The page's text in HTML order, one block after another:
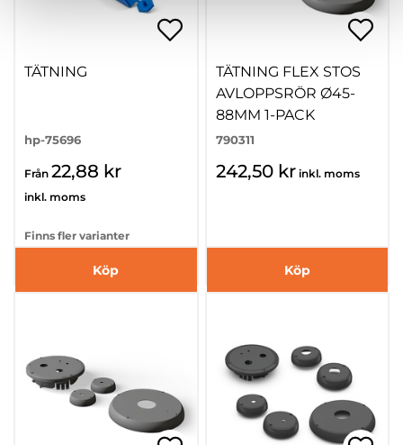
TÄTNING
hp-75696
Från 22,88 kr
inkl. moms
Finns fler varianter
Köp
TÄTNING FLEX STOS
AVLOPPSRÖR Ø45-
88MM 1-PACK
790311
242,50 kr inkl. moms
Köp